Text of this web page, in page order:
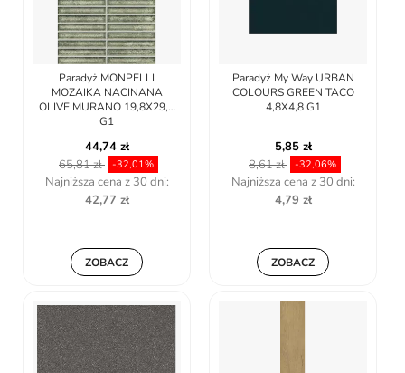
Paradyż MONPELLI
MOZAIKA NACINANA
OLIVE MURANO 19,8X29,8
G1
44,74 zł
65,81 zł -32,01%
Najniższa cena z 30 dni:
42,77 zł
ZOBACZ
Paradyż My Way URBAN
COLOURS GREEN TACO
4,8X4,8 G1
5,85 zł
8,61 zł -32,06%
Najniższa cena z 30 dni:
4,79 zł
ZOBACZ